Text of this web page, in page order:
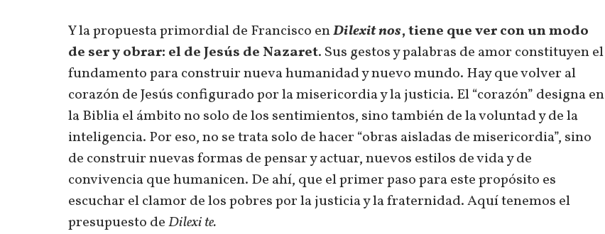
Y la propuesta primordial de Francisco enDilexit nos, tiene que ver con un modo
de ser y obrar: el de Jesús de Nazaret. Sus gestos y palabras de amor constituyen el
fundamento para construir nueva humanidad y nuevo mundo. Hay que volver al
corazón de Jesús configurado por la misericordia y la justicia. El “corazón” designa en
la Biblia el ámbito no solo de los sentimientos, sino también de la voluntad y de la
inteligencia. Por eso, no se trata solo de hacer “obras aisladas de misericordia”, sino
de construir nuevas formas de pensar y actuar, nuevos estilos de vida y de
convivencia que humanicen. De ahí, que el primer paso para este propósito es
escuchar el clamor de los pobres por la justicia y la fraternidad. Aquí tenemos el
presupuesto deDilexi te.